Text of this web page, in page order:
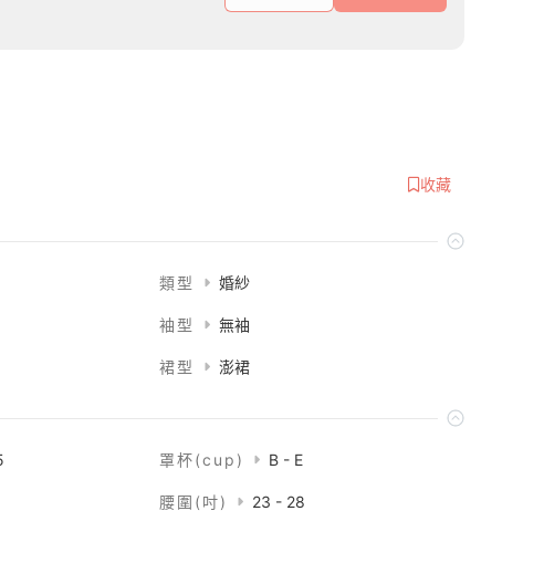
收藏
類型 婚紗
袖型 無袖
裙型 澎裙
罩杯(cup) B - E
腰圍(吋) 23 - 28